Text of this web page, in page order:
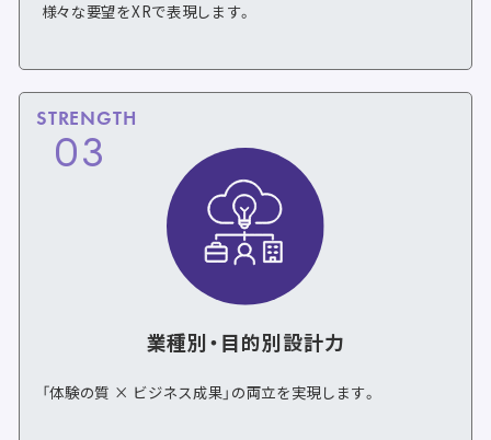
様々な要望をXRで表現します。
STRENGTH
03
業種別・目的別設計力
「体験の質 × ビジネス成果」の両立を実現します。